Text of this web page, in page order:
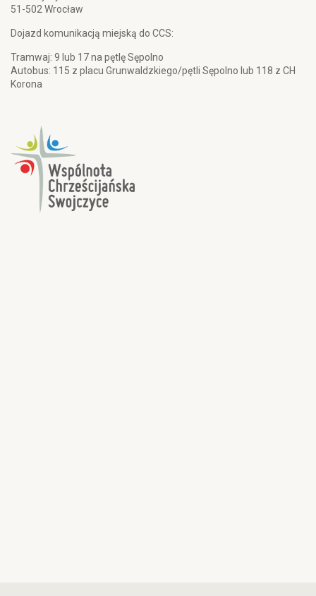
51-502 Wrocław
Dojazd komunikacją miejską do CCS:
Tramwaj: 9 lub 17 na pętlę Sępolno
Autobus: 115 z placu Grunwaldzkiego/pętli Sępolno lub 118 z CH
Korona